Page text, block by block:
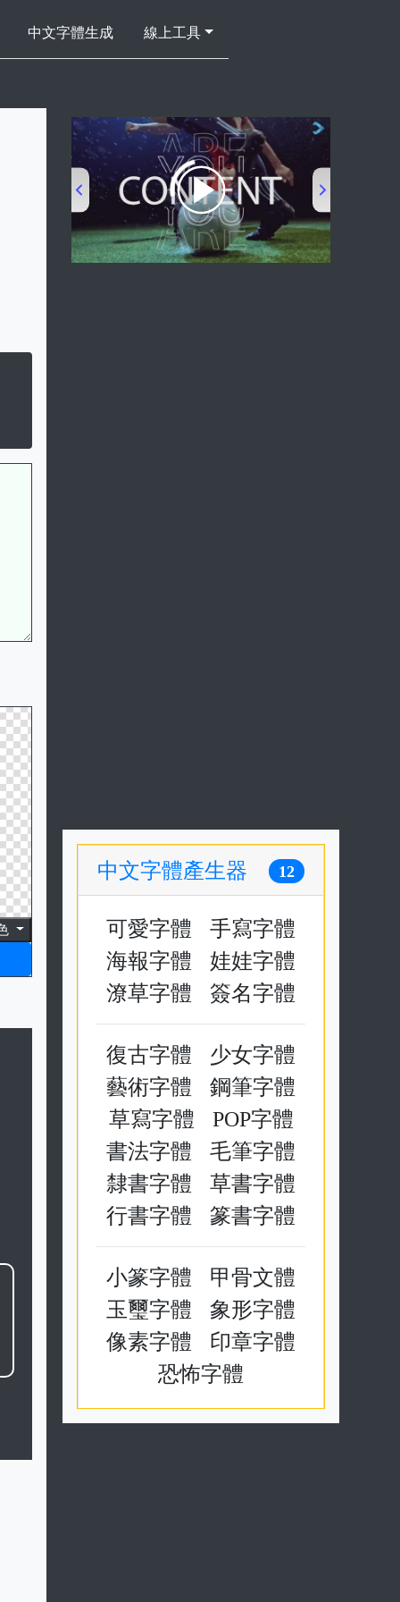
中文字體生成 線上工具
00:00/00:53
中文字體產生器 12
可愛字體
手寫字體
海報字體
娃娃字體
潦草字體
簽名字體
復古字體
少女字體
藝術字體
鋼筆字體
草寫字體
POP字體
書法字體
毛筆字體
隸書字體
草書字體
行書字體
篆書字體
小篆字體
甲骨文體
玉璽字體
象形字體
像素字體
印章字體
恐怖字體